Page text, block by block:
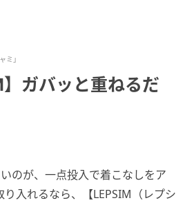
ミ」
ガバッと重ねるだ
のが、一点投入で着こなしをア
入れるなら、【LEPSIM（レプシ